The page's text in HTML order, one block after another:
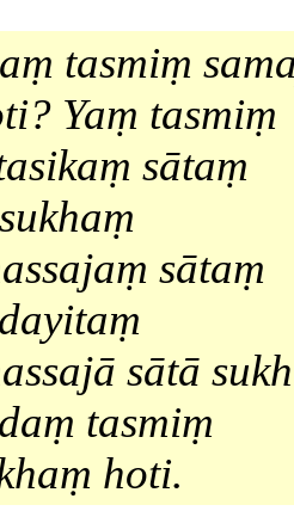
tasmiṃ
Yaṃ tasmiṃ
sātaṃ
sātaṃ
sātā
tasmiṃ
hoti.